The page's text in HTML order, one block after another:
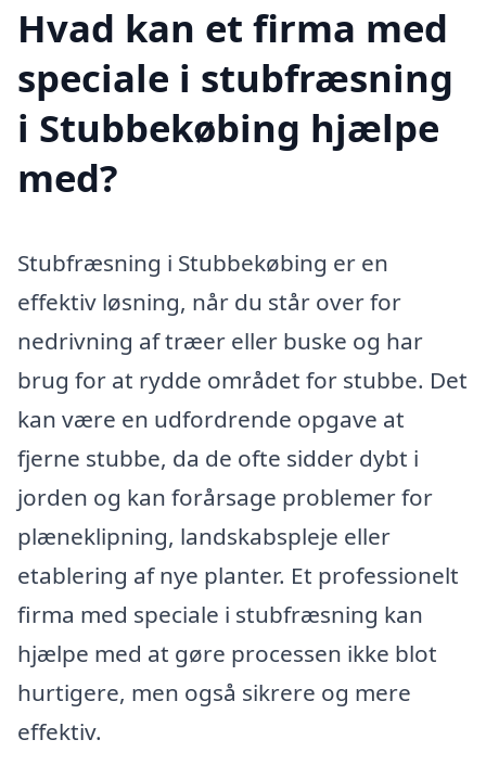
Hvad kan et firma med
speciale i stubfræsning
i Stubbekøbing hjælpe
med?
Stubfræsning i Stubbekøbing er en
effektiv løsning, når du står over for
nedrivning af træer eller buske og har
brug for at rydde området for stubbe. Det
kan være en udfordrende opgave at
fjerne stubbe, da de ofte sidder dybt i
jorden og kan forårsage problemer for
plæneklipning, landskabspleje eller
etablering af nye planter. Et professionelt
firma med speciale i stubfræsning kan
hjælpe med at gøre processen ikke blot
hurtigere, men også sikrere og mere
effektiv.